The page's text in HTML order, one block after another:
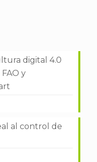
digital 4.0
y
al control de